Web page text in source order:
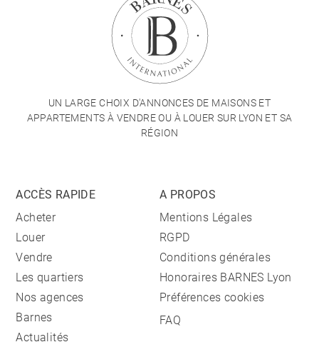
UN LARGE CHOIX D'ANNONCES DE MAISONS ET
APPARTEMENTS À VENDRE OU À LOUER SUR LYON ET SA
RÉGION
ACCÈS RAPIDE
Acheter
Louer
Vendre
Les quartiers
Nos agences
Barnes
Actualités
A PROPOS
Mentions Légales
RGPD
Conditions générales
Honoraires BARNES Lyon
Préférences cookies
FAQ